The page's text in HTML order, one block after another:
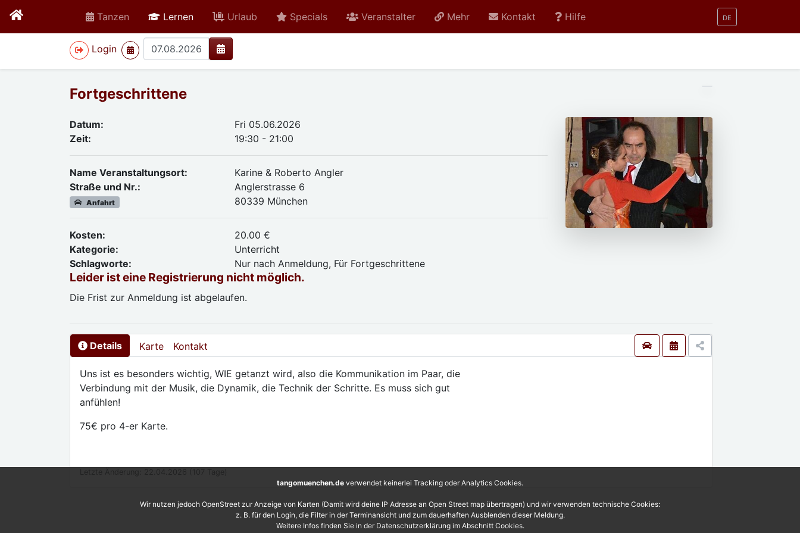
Tanzen Lernenactive Urlaub Specials Veranstalter Mehr Kontakt Hilfe DE
Login
>
Fortgeschrittene
Datum:
Fri 05.06.2026
Zeit:
19:30 - 21:00
Name Veranstaltungsort:
Karine & Roberto Angler
Straße und Nr.:
Anfahrt
Anglerstrasse 6
80339 München
Kosten:
20.00 €
Kategorie:
Unterricht
Schlagworte:
Nur nach Anmeldung, Für Fortgeschrittene
Leider ist eine Registrierung nicht möglich.
Die Frist zur Anmeldung ist abgelaufen.
Details Karte Kontakt
Uns ist es besonders wichtig, WIE getanzt wird, also die Kommunikation im Paar, die
Verbindung mit der Musik, die Dynamik, die Technik der Schritte. Es muss sich gut
anfühlen!
75€ pro 4-er Karte.
tangomuenchen.de verwendet keinerlei Tracking oder Analytics Cookies.
Wir nutzen jedoch OpenStreet zur Anzeige von Karten (Damit wird deine IP Adresse an Open Street map übertragen) und wir verwenden technische Cookies:
z. B. für den Login, die Filter in der Terminansicht und zum dauerhaften Ausblenden dieser Meldung.
Weitere Infos finden Sie in der Datenschutzerklärung im Abschnitt Cookies.